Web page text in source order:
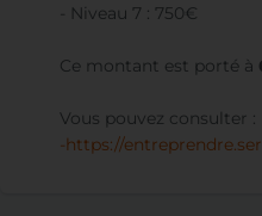
- Niveau 7 : 750€
Ce montant est porté à
Vous pouvez consulter :
-https://